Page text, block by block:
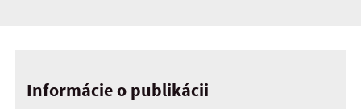
Informácie o publikácii